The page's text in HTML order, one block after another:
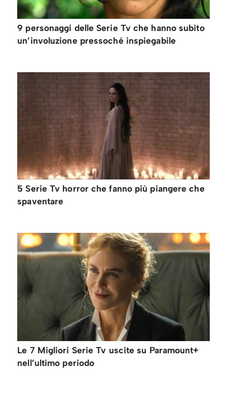
9 personaggi delle Serie Tv che hanno subito
un’involuzione pressoché inspiegabile
5 Serie Tv horror che fanno più piangere che
spaventare
Le 7 Migliori Serie Tv uscite su Paramount+
nell’ultimo periodo